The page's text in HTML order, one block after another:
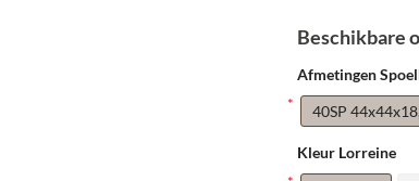
Beschikbare
Afmetingen
40SP
Kleur Lorreine